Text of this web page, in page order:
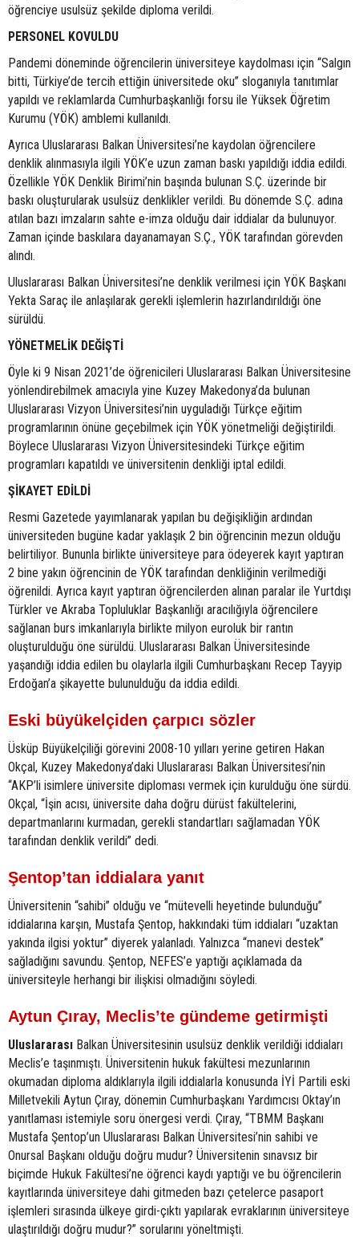
öğrenciye usulsüz şekilde diploma verildi.
PERSONEL KOVULDU
Pandemi döneminde öğrencilerin üniversiteye kaydolması için “Salgın
bitti, Türkiye’de tercih ettiğin üniversitede oku” sloganıyla tanıtımlar
yapıldı ve reklamlarda Cumhurbaşkanlığı forsu ile Yüksek Öğretim
Kurumu (YÖK) amblemi kullanıldı.
Ayrıca Uluslararası Balkan Üniversitesi’ne kaydolan öğrencilere
denklik alınmasıyla ilgili YÖK’e uzun zaman baskı yapıldığı iddia edildi.
Özellikle YÖK Denklik Birimi’nin başında bulunan S.Ç. üzerinde bir
baskı oluşturularak usulsüz denklikler verildi. Bu dönemde S.Ç. adına
atılan bazı imzaların sahte e-imza olduğu dair iddialar da bulunuyor.
Zaman içinde baskılara dayanamayan S.Ç., YÖK tarafından görevden
alındı.
Uluslararası Balkan Üniversitesi’ne denklik verilmesi için YÖK Başkanı
Yekta Saraç ile anlaşılarak gerekli işlemlerin hazırlandırıldığı öne
sürüldü.
YÖNETMELİK DEĞİŞTİ
Öyle ki 9 Nisan 2021’de öğrenicileri Uluslararası Balkan Üniversitesine
yönlendirebilmek amacıyla yine Kuzey Makedonya’da bulunan
Uluslararası Vizyon Üniversitesi’nin uyguladığı Türkçe eğitim
programlarının önüne geçebilmek için YÖK yönetmeliği değiştirildi.
Böylece Uluslararası Vizyon Üniversitesindeki Türkçe eğitim
programları kapatıldı ve üniversitenin denkliği iptal edildi.
ŞİKAYET EDİLDİ
Resmi Gazetede yayımlanarak yapılan bu değişikliğin ardından
üniversiteden bugüne kadar yaklaşık 2 bin öğrencinin mezun olduğu
belirtiliyor. Bununla birlikte üniversiteye para ödeyerek kayıt yaptıran
2 bine yakın öğrencinin de YÖK tarafından denkliğinin verilmediği
öğrenildi. Ayrıca kayıt yaptıran öğrencilerden alınan paralar ile Yurtdışı
Türkler ve Akraba Topluluklar Başkanlığı aracılığıyla öğrencilere
sağlanan burs imkanlarıyla birlikte milyon euroluk bir rantın
oluşturulduğu öne sürüldü. Uluslararası Balkan Üniversitesinde
yaşandığı iddia edilen bu olaylarla ilgili Cumhurbaşkanı Recep Tayyip
Erdoğan’a şikayette bulunulduğu da iddia edildi.
Eski büyükelçiden çarpıcı sözler
Üsküp Büyükelçiliği görevini 2008-10 yılları yerine getiren Hakan
Okçal, Kuzey Makedonya’daki Uluslararası Balkan Üniversitesi’nin
“AKP’li isimlere üniversite diploması vermek için kurulduğu öne sürdü.
Okçal, “İşin acısı, üniversite daha doğru dürüst fakültelerini,
departmanlarını kurmadan, gerekli standartları sağlamadan YÖK
tarafından denklik verildi” dedi.
Şentop’tan iddialara yanıt
Üniversitenin “sahibi” olduğu ve “mütevelli heyetinde bulunduğu”
iddialarına karşın, Mustafa Şentop, hakkındaki tüm iddiaları “uzaktan
yakında ilgisi yoktur” diyerek yalanladı. Yalnızca “manevi destek”
sağladığını savundu. Şentop, NEFES’e yaptığı açıklamada da
üniversiteyle herhangi bir ilişkisi olmadığını söyledi.
Aytun Çıray, Meclis’te gündeme getirmişti
Uluslararası Balkan Üniversitesinin usulsüz denklik verildiği iddiaları
Meclis’e taşınmıştı. Üniversitenin hukuk fakültesi mezunlarının
okumadan diploma aldıklarıyla ilgili iddialarla konusunda İYİ Partili eski
Milletvekili Aytun Çıray, dönemin Cumhurbaşkanı Yardımcısı Oktay’ın
yanıtlaması istemiyle soru önergesi verdi. Çıray, “TBMM Başkanı
Mustafa Şentop’un Uluslararası Balkan Üniversitesi’nin sahibi ve
Onursal Başkanı olduğu doğru mudur? Üniversitenin sınavsız bir
biçimde Hukuk Fakültesi’ne öğrenci kaydı yaptığı ve bu öğrencilerin
kayıtlarında üniversiteye dahi gitmeden bazı çetelerce pasaport
işlemleri sırasında ülkeye girdi-çıktı yapılarak evraklarının üniversiteye
ulaştırıldığı doğru mudur?” sorularını yöneltmişti.